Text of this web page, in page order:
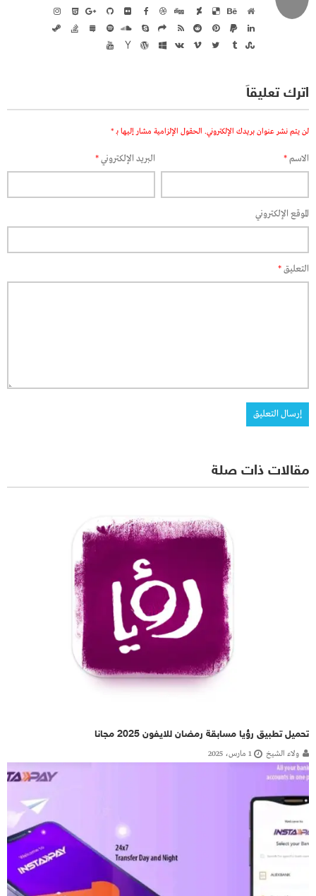
اترك تعليقاً
لن يتم نشر عنوان بريدك الإلكتروني. الحقول الإلزامية مشار إليها بـ *
الاسم* البريد الإلكتروني*
الموقع الإلكتروني
التعليق*
مقالات ذات صلة
تحميل تطبيق رؤيا مسابقة رمضان للايفون 2025 مجانا
ولاء الشيخ 1 مارس، 2025